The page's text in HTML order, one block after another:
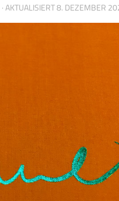
· AKTUALISIERT8. DEZEMBER